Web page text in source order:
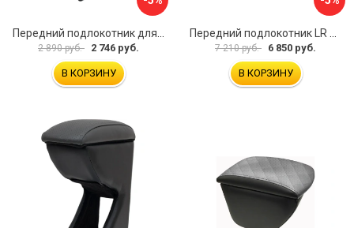
2 890 руб. 2 746 руб.
В КОРЗИНУ
7 210 руб. 6 850 руб.
В КОРЗИНУ